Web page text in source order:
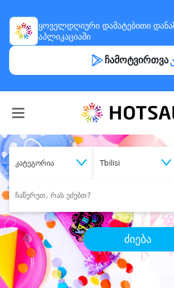
ყოველდღიური დამატებითი
აპლიკაციაში
ჩამოტვირთვა
კატეგორია Tbilisi
ძიება
შეიძინესასურველი
დიდი